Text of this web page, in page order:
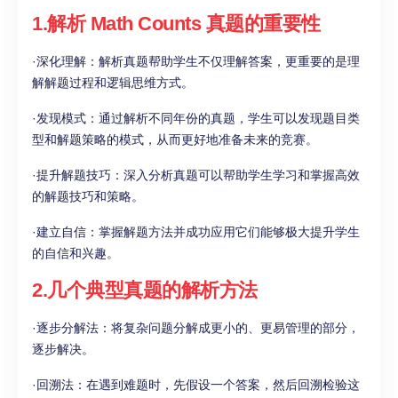
1.解析 Math Counts 真题的重要性
·深化理解：解析真题帮助学生不仅理解答案，更重要的是理
解解题过程和逻辑思维方式。
·发现模式：通过解析不同年份的真题，学生可以发现题目类
型和解题策略的模式，从而更好地准备未来的竞赛。
·提升解题技巧：深入分析真题可以帮助学生学习和掌握高效
的解题技巧和策略。
·建立自信：掌握解题方法并成功应用它们能够极大提升学生
的自信和兴趣。
2.几个典型真题的解析方法
·逐步分解法：将复杂问题分解成更小的、更易管理的部分，
逐步解决。
·回溯法：在遇到难题时，先假设一个答案，然后回溯检验这